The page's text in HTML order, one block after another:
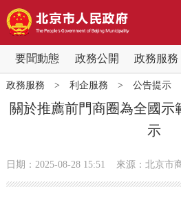
要聞動態 政務公開 政務服務
要聞動態
黨中央精神 國務院資訊
會議資訊
政務服務 > 利企服務 > 公告提示
關於推薦前門商圈為全國示
示
日期：2025-08-28 15:51 來源：北京市